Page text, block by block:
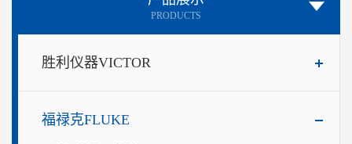
PRODUCTS
胜利仪器VICTOR
福禄克FLUKE